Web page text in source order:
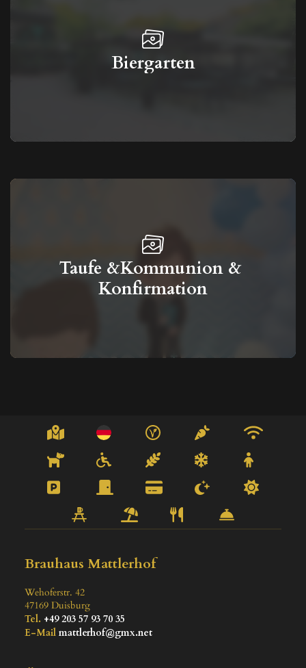
Biergarten
Taufe &Kommunion &
Konfirmation
Brauhaus Mattlerhof
Wehoferstr. 42
47169 Duisburg
Tel. +49 203 57 93 70 35
E-Mail mattlerhof@gmx.net